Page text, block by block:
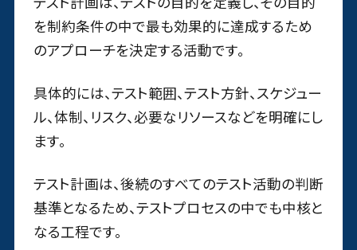
を制約条件の中で最も効果的に達成するため
のアプローチを決定する活動です。
具体的には、テスト範囲、テスト方針、スケジュー
ル、体制、リスク、必要なリソースなどを明確にし
ます。
テスト計画は、後続のすべてのテスト活動の判断
基準となるため、テストプロセスの中でも中核と
なる工程です。